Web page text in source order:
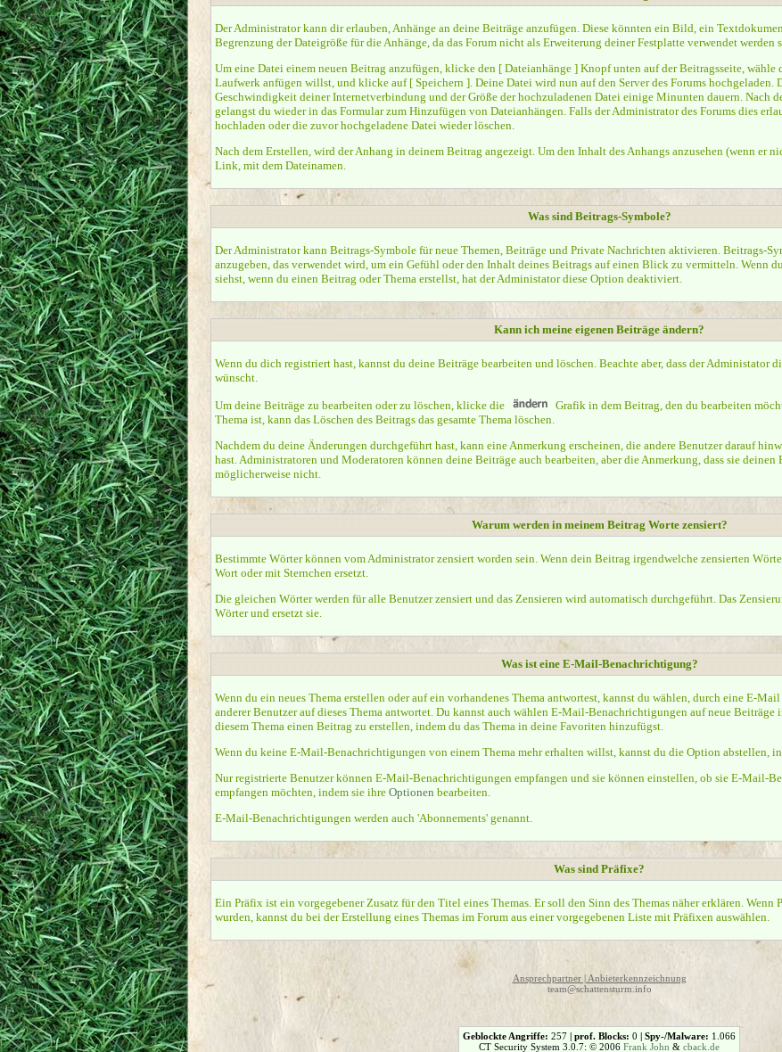
Der Administrator kann dir erlauben, Anhänge an deine Beiträge anzufügen. Diese könnten ein Bild, ein
Begrenzung der Dateigröße für die Anhänge, da das Forum nicht als Erweiterung deiner Festplatte verwendet werden
Um eine Datei einem neuen Beitrag anzufügen, klicke den [ Dateianhänge ] Knopf unten auf der Beitragsseite,
Laufwerk anfügen willst, und klicke auf [ Speichern ]. Deine Datei wird nun auf den Server des Forums hochgeladen.
Geschwindigkeit deiner Internetverbindung und der Größe der hochzuladenen Datei einige Minunten dauern. Nach
gelangst du wieder in das Formular zum Hinzufügen von Dateianhängen. Falls der Administrator des Forums dies
hochladen oder die zuvor hochgeladene Datei wieder löschen.
Nach dem Erstellen, wird der Anhang in deinem Beitrag angezeigt. Um den Inhalt des Anhangs anzusehen (wenn er
Link, mit dem Dateinamen.
Was sind Beitrags-Symbole?
Der Administrator kann Beitrags-Symbole für neue Themen, Beiträge und Private Nachrichten aktivieren. Beitrags-
anzugeben, das verwendet wird, um ein Gefühl oder den Inhalt deines Beitrags auf einen Blick zu vermitteln. Wenn
siehst, wenn du einen Beitrag oder Thema erstellst, hat der Administator diese Option deaktiviert.
Kann ich meine eigenen Beiträge ändern?
Wenn du dich registriert hast, kannst du deine Beiträge bearbeiten und löschen. Beachte aber, dass der Administator
wünscht.
Um deine Beiträge zu bearbeiten oder zu löschen, klicke die
Grafik in dem Beitrag, den du bearbeiten
Thema ist, kann das Löschen des Beitrags das gesamte Thema löschen.
Nachdem du deine Änderungen durchgeführt hast, kann eine Anmerkung erscheinen, die andere Benutzer darauf
hast. Administratoren und Moderatoren können deine Beiträge auch bearbeiten, aber die Anmerkung, dass sie
möglicherweise nicht.
Warum werden in meinem Beitrag Worte zensiert?
Bestimmte Wörter können vom Administrator zensiert worden sein. Wenn dein Beitrag irgendwelche zensierten
Wort oder mit Sternchen ersetzt.
Die gleichen Wörter werden für alle Benutzer zensiert und das Zensieren wird automatisch durchgeführt. Das
Wörter und ersetzt sie.
Was ist eine E-Mail-Benachrichtigung?
Wenn du ein neues Thema erstellen oder auf ein vorhandenes Thema antwortest, kannst du wählen, durch eine E-
anderer Benutzer auf dieses Thema antwortet. Du kannst auch wählen E-Mail-Benachrichtigungen auf neue Beiträge
diesem Thema einen Beitrag zu erstellen, indem du das Thema in deine Favoriten hinzufügst.
Wenn du keine E-Mail-Benachrichtigungen von einem Thema mehr erhalten willst, kannst du die Option abstellen,
Nur registrierte Benutzer können E-Mail-Benachrichtigungen empfangen und sie können einstellen, ob sie E-Mail-
empfangen möchten, indem sie ihre Optionen bearbeiten.
E-Mail-Benachrichtigungen werden auch 'Abonnements' genannt.
Was sind Präfixe?
Ein Präfix ist ein vorgegebener Zusatz für den Titel eines Themas. Er soll den Sinn des Themas näher erklären.
wurden, kannst du bei der Erstellung eines Themas im Forum aus einer vorgegebenen Liste mit Präfixen auswählen.
Ansprechpartner | Anbieterkennzeichnung
team@schattensturm.info
Geblockte Angriffe: 257 | prof. Blocks: 0 | Spy-/Malware: 1.066
CT Security System 3.0.7: © 2006 Frank John & cback.de